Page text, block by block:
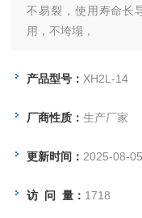
不易裂，使用寿命长
用，不垮塌，
产品型号： XH2L-14
厂商性质：生产厂家
更新时间： 2025-08-05
访 问 量： 1718